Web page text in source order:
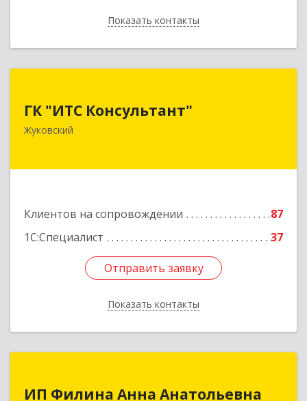
Показать контакты
Назад
ГК "ИТС Консультант"
Жуковский
Клиентов на сопровождении
87
1С:Специалист
37
Отправить заявку
Показать контакты
140181, Московская обл, Жуковский г,
Ломоносова ул, дом № 29А, этаж 2, пом.3
Подробнее
Отправить заявку
Назад
ИП Филина Анна Анатольевна